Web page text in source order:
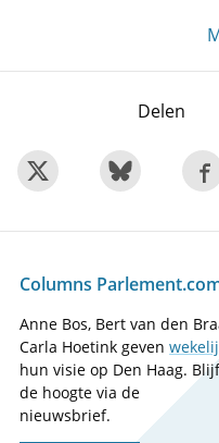
Delen
Columns
Anne Bos, Bert van den
Carla Hoetink geven
hun visie op Den Haag.
de hoogte via de
nieuwsbrief.